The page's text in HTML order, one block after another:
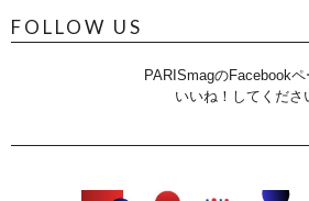
FOLLOW US
PARISmagのFacebookペ
いいね！してくださ